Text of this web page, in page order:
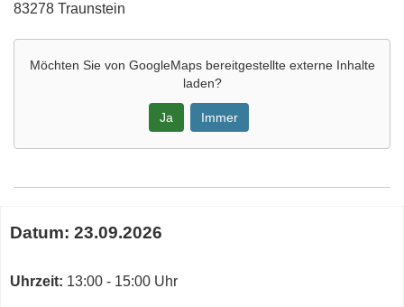
83278 Traunstein
Möchten Sie von GoogleMapsbereitgestellte externe Inhalte
laden?
Ja Immer
Maps
von
Werkstätten
zum
Kurs
Datum: 23.09.2026
Uhrzeit: 13:00 - 15:00 Uhr